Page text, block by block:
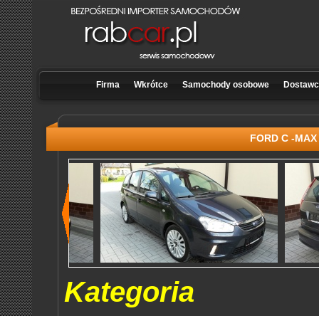
Firma Wkrótce Samochody osobowe
FORD C -
Kategoria